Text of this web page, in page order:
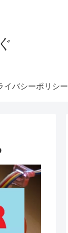
イバシーポリシー